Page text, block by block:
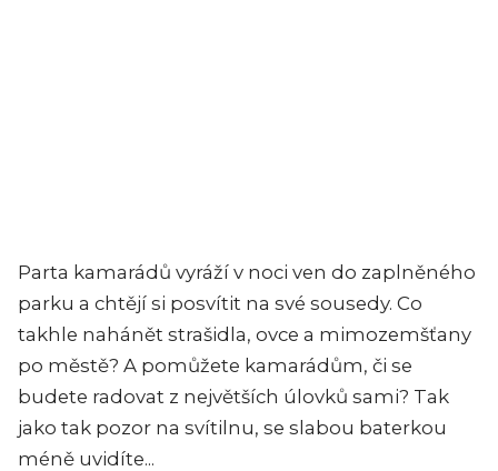
Parta kamarádů vyráží v noci ven do zaplněného
parku a chtějí si posvítit na své sousedy. Co
takhle nahánět strašidla, ovce a mimozemšťany
po městě? A pomůžete kamarádům, či se
budete radovat z největších úlovků sami? Tak
jako tak pozor na svítilnu, se slabou baterkou
méně uvidíte...